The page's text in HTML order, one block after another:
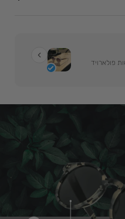
פולארויד